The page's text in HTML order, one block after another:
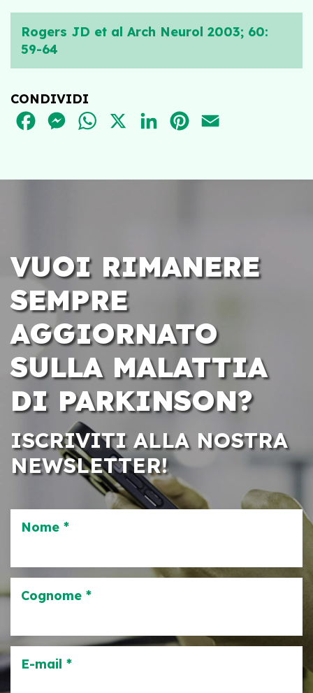
Rogers JD et al Arch Neurol 2003; 60:
59-64
CONDIVIDI
FACEBOOKMESSENGER
WHATSAPPLINKEDINPINTEREST
VUOI RIMANERE
SEMPRE
AGGIORNATO
SULLA MALATTIA
DI PARKINSON?
ISCRIVITI ALLA NOSTRA
NEWSLETTER!
Nome *
Cognome *
E-mail *